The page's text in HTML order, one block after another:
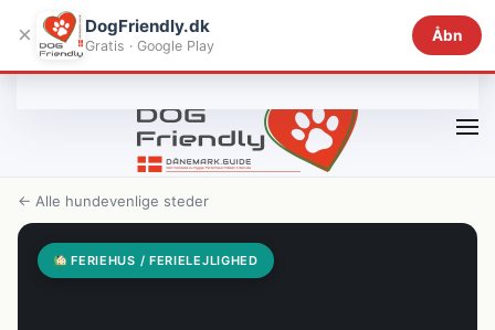
Gå til hovedindhold
× DogFriendly.dk
Gratis · Google Play
Åbn
← Alle hundevenlige steder
FERIEHUS / FERIELEJLIGHED